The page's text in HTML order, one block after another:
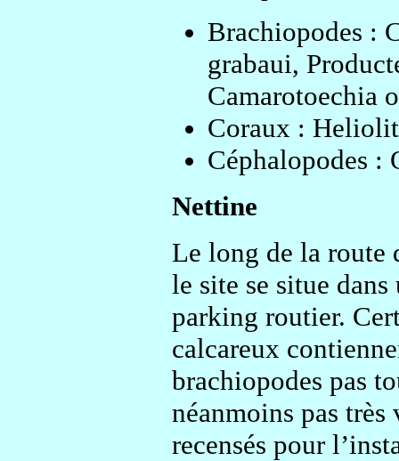
Brachiopodes :
grabaui,
Camarotoechia
Coraux :
Céphalopodes :
Nettine
Le long de la route
le site se situe
parking routier.
calcareux
brachiopodes pas
néanmoins pas
recensés pour